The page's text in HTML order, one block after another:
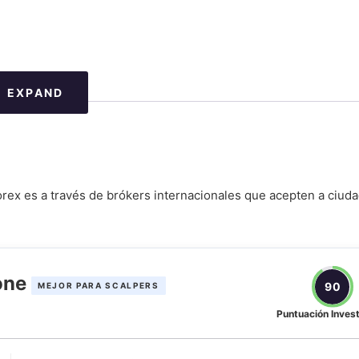
EXPAND
es a través de brókers internacionales que acepten a
MEJOR PARA SCALPERS 90
Puntuación